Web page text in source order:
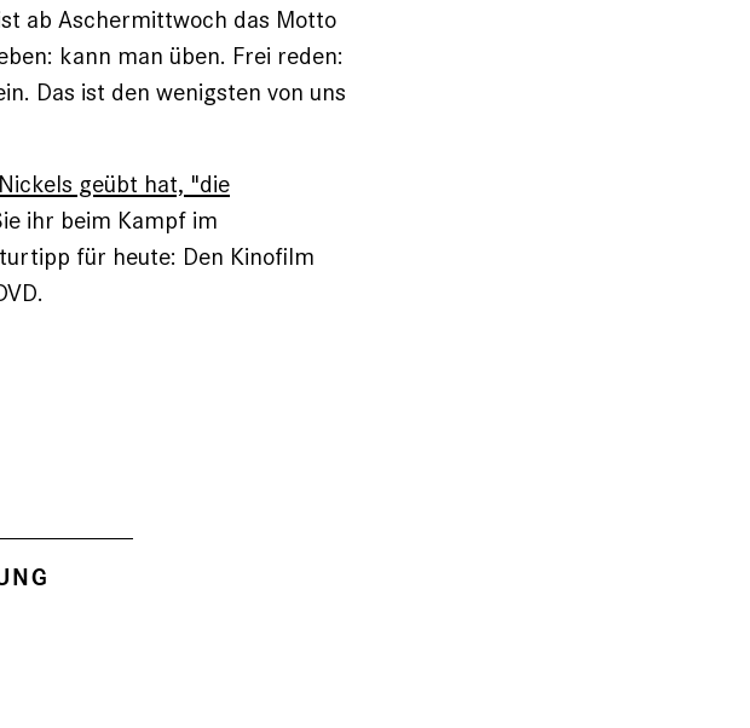
ab Aschermittwoch das Motto
kann man üben. Frei reden:
Das ist den wenigsten von uns
geübt hat, "die
ihr beim Kampf im
für heute: Den Kinofilm